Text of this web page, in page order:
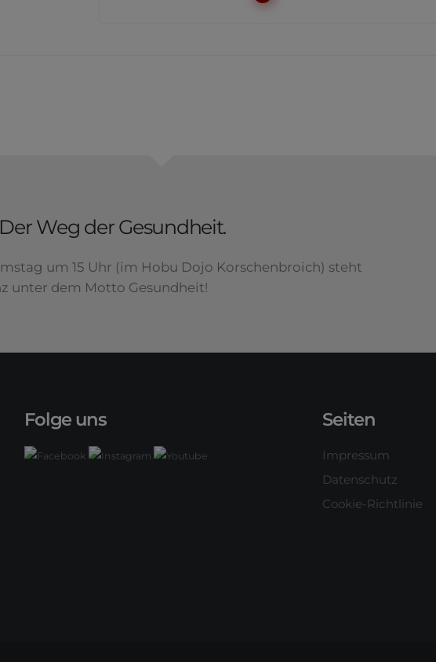
Weg der Gesundheit.
um 15 Uhr (im Hobu Dojo Korschenbroich) steht
unter dem Motto Gesundheit!
Folge uns Seiten
Impressum
Datenschutz
Cookie-Richtlinie